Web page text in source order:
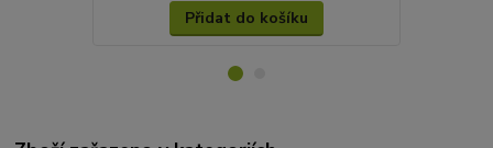
Přidat do košíku